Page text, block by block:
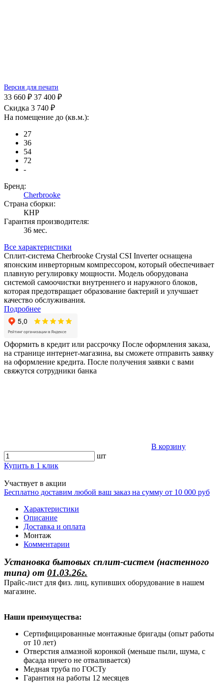
Версия для печати
33 660 ₽ 37 400 ₽
Скидка 3 740 ₽
На помещение до (кв.м.):
27
36
54
72
-
Бренд:
Cherbrooke
Страна сборки:
КНР
Гарантия производителя:
36 мес.
Все характеристики
Сплит-система Cherbrooke Crystal CSI Inverter оснащена
японским инверторным компрессором, который обеспечивает
плавную регулировку мощности. Модель оборудована
системой самоочистки внутреннего и наружного блоков,
которая предотвращает образование бактерий и улучшает
качество обслуживания.
Подробнее
Оформить в кредит или рассрочку После оформления заказа,
на странице интернет-магазина, вы сможете отправить заявку
на оформление кредита. После получения заявки с вами
свяжутся сотрудники банка
В корзину
шт
Купить в 1 клик
Участвует в акции
Бесплатно доставим любой ваш заказ на сумму от 10 000 руб
Характеристики
Описание
Доставка и оплата
Монтаж
Комментарии
Установка бытовых сплит-систем (настенного
типа) от 01.03.26г.
Прайс-лист для физ. лиц, купивших оборудование в нашем
магазине.
Наши преимущества:
Сертифицированные монтажные бригады (опыт работы
от 10 лет)
Отверстия алмазной коронкой (меньше пыли, шума, с
фасада ничего не отваливается)
Медная труба по ГОСТу
Гарантия на работы 12 месяцев